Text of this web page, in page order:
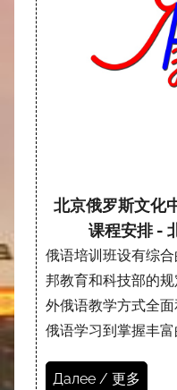
北京俄罗斯文化
课程安排 -
俄语培训班设有综
邦教育和科技部的
外俄语教学方式全
俄语学习到掌握丰富
Далее / 更多